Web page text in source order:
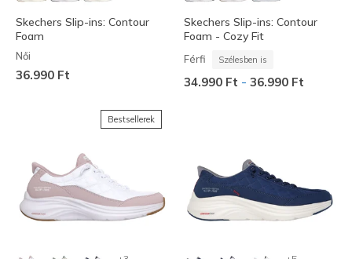
Skechers Slip-ins: Contour
Foam
Női
36.990 Ft
Skechers Slip-ins: Contour
Foam - Cozy Fit
Férfi Szélesben is
34.990 Ft - 36.990 Ft
Bestsellerek